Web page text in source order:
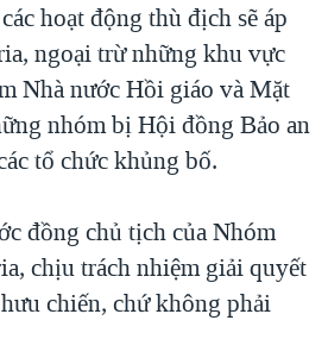
hoạt động thù địch sẽ áp
ngoại trừ những khu vực
Nhà nước Hồi giáo và Mặt
nhóm bị Hội đồng Bảo an
tổ chức khủng bố.
đồng chủ tịch của Nhóm
chịu trách nhiệm giải quyết
chiến, chứ không phải